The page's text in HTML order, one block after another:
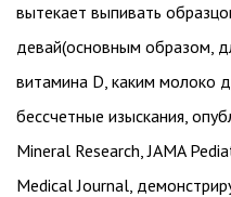
вытекает выпивать
девай(основным образом,
витамина D, каким молоко
бессчетные изыскания,
Mineral Research, JAMA
Medical Journal,